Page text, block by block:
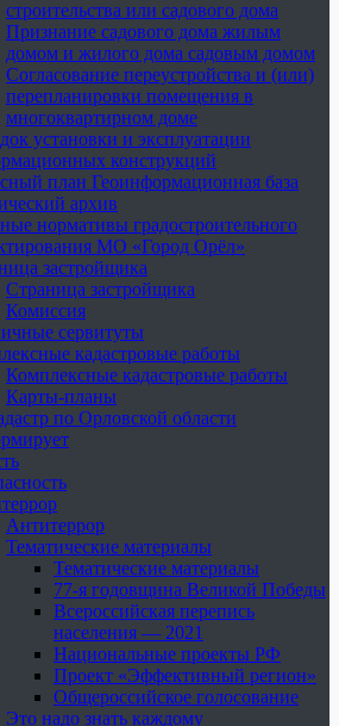
строительства или садового дома
Признание садового дома жилым
домом и жилого дома садовым домом
Согласование переустройства и (или)
перепланировки помещения в
многоквартирном доме
установки и эксплуатации
конструкций
план Геоинформационная база
архив
нормативы градостроительного
МО «Город Орёл»
застройщика
Страница застройщика
Комиссия
сервитуты
кадастровые работы
Комплексные кадастровые работы
Карты-планы
по Орловской области
Антитеррор
Тематические материалы
Тематические материалы
77-я годовщина Великой Победы
Всероссийская перепись
населения — 2021
Национальные проекты РФ
Проект «Эффективный регион»
Общероссийское голосование
Это надо знать каждому